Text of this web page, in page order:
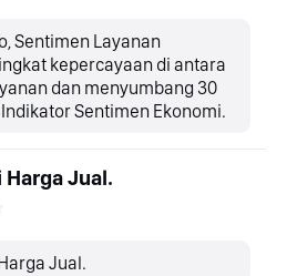
Sentimen Layanan
kepercayaan di antara
dan menyumbang 30
Sentimen Ekonomi.
Jual.
Jual.